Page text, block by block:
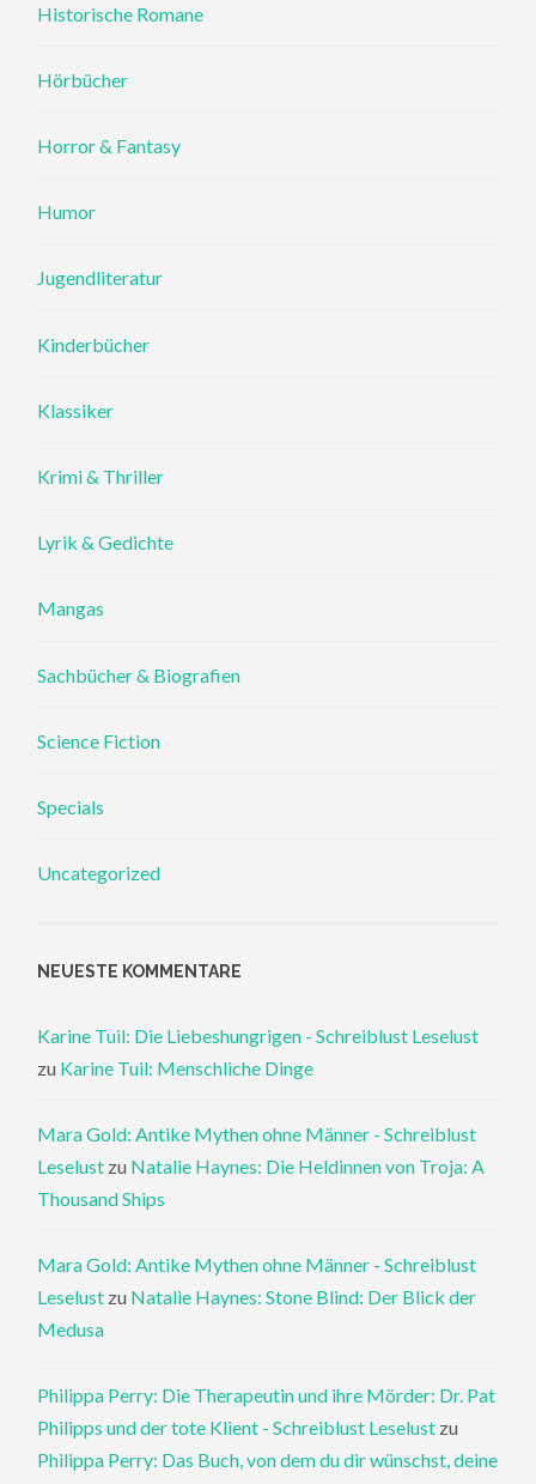
Historische Romane
Hörbücher
Horror & Fantasy
Humor
Jugendliteratur
Kinderbücher
Klassiker
Krimi & Thriller
Lyrik & Gedichte
Mangas
Sachbücher & Biografien
Science Fiction
Specials
Uncategorized
NEUESTE KOMMENTARE
Karine Tuil: Die Liebeshungrigen - Schreiblust Leselust
zu Karine Tuil: Menschliche Dinge
Mara Gold: Antike Mythen ohne Männer - Schreiblust
Leselust zu Natalie Haynes: Die Heldinnen von Troja: A
Thousand Ships
Mara Gold: Antike Mythen ohne Männer - Schreiblust
Leselust zu Natalie Haynes: Stone Blind: Der Blick der
Medusa
Philippa Perry: Die Therapeutin und ihre Mörder: Dr. Pat
Philipps und der tote Klient - Schreiblust Leselust zu
Philippa Perry: Das Buch, von dem du dir wünschst, deine